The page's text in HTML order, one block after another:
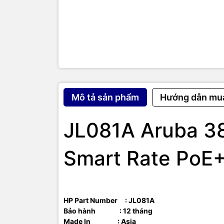
Mô tả sản phẩm Hướng dẫn
JL081A Aruba
Smart Rate
HP Part Number : JL081A
Bảo hành : 12 tháng
Made In : Asia
Ethernet
Network
–
tivi, tủ